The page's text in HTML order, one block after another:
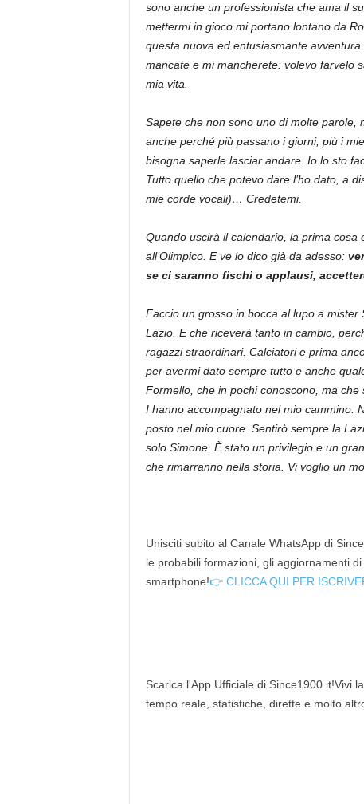
sono anche un professionista che ama il
mettermi in gioco mi portano lontano da
questa nuova ed entusiasmante
mancate e mi mancherete: volevo farvelo
mia vita.
Sapete che non sono uno di molte parole,
anche perché più passano i giorni, più i
bisogna saperle lasciar andare. Io lo sto
Tutto quello che potevo dare l’ho dato, a
mie corde vocali)… Credetemi.
Quando uscirà il calendario, la prima
all’Olimpico. E ve lo dico già da adesso:
se ci saranno fischi o applausi,
Faccio un grosso in bocca al lupo a
Lazio. E che riceverà tanto in cambio,
ragazzi straordinari. Calciatori e prima
per avermi dato sempre tutto e anche
Formello, che in pochi conoscono, ma
I hanno accompagnato nel mio cammino.
posto nel mio cuore. Sentirò sempre la
solo Simone. È stato un privilegio e un
che rimarranno nella storia. Vi voglio un
Unisciti subito al Canale WhatsApp di
le probabili formazioni, gli aggiornamenti
smartphone!👉 CLICCA QUI PER
Scarica l'App Ufficiale di Since1900.it!Vivi
tempo reale, statistiche, dirette e molto